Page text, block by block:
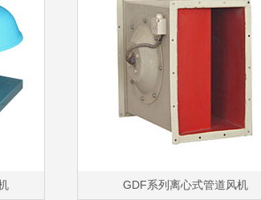
GDF系列离心式管道风机